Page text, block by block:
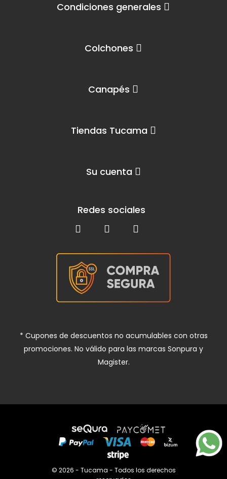
Condiciones generales
Colchones
Canapés
Tiendas Tucama
Su cuenta
Redes sociales
* Cupones de descuentos no acumulables con otras
promociones. No válido para las marcas Sonpura y
Magister.
© 2026 - Tucama - Todos los derechos